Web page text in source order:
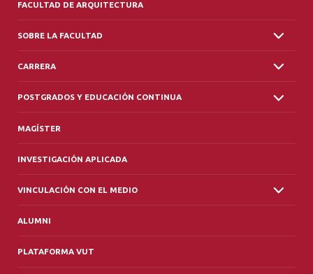
FACULTAD DE ARQUITECTURA
SOBRE LA FACULTAD
CARRERA
POSTGRADOS Y EDUCACIÓN CONTINUA
MAGÍSTER
INVESTIGACIÓN APLICADA
VINCULACIÓN CON EL MEDIO
ALUMNI
PLATAFORMA VUT